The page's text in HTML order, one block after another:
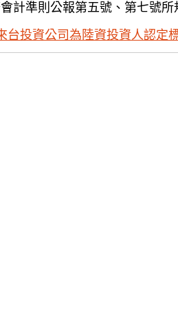
計準則公報第五號、第七號所
台投資公司為陸資投資人認定